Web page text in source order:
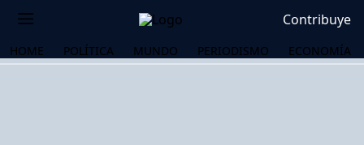
Contribuye
HOME POLÍTICA MUNDO PERIODISMO ECONOMÍA